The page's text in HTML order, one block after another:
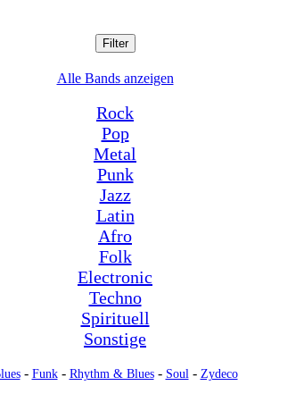
Filter
Alle Bands anzeigen
Rock
Pop
Metal
Punk
Jazz
Latin
Afro
Folk
Electronic
Techno
Spirituell
Sonstige
- Funk- Rhythm & Blues- Soul - Zydeco